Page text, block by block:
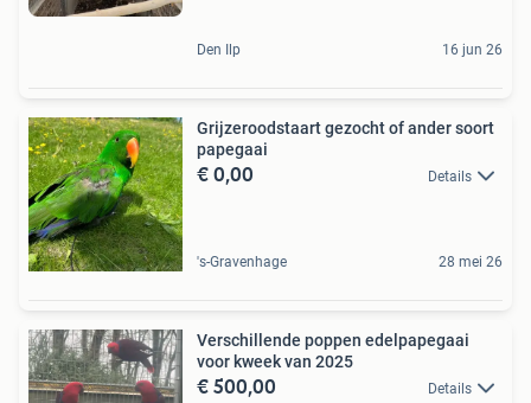
Den Ilp 16 jun 26
Grijzeroodstaart gezocht of ander soort
papegaai
€ 0,00 Details
's-Gravenhage 28 mei 26
Verschillende poppen edelpapegaai
voor kweek van 2025
€ 500,00 Details